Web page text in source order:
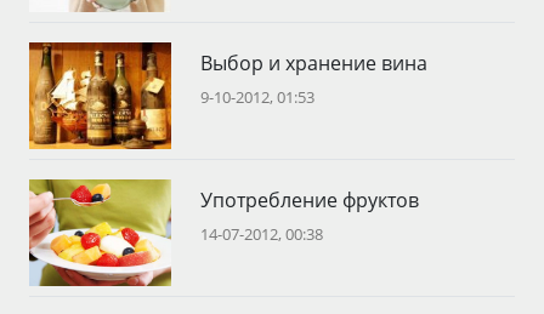
Выбор и хранение вина
9-10-2012, 01:53
Употребление фруктов
14-07-2012, 00:38